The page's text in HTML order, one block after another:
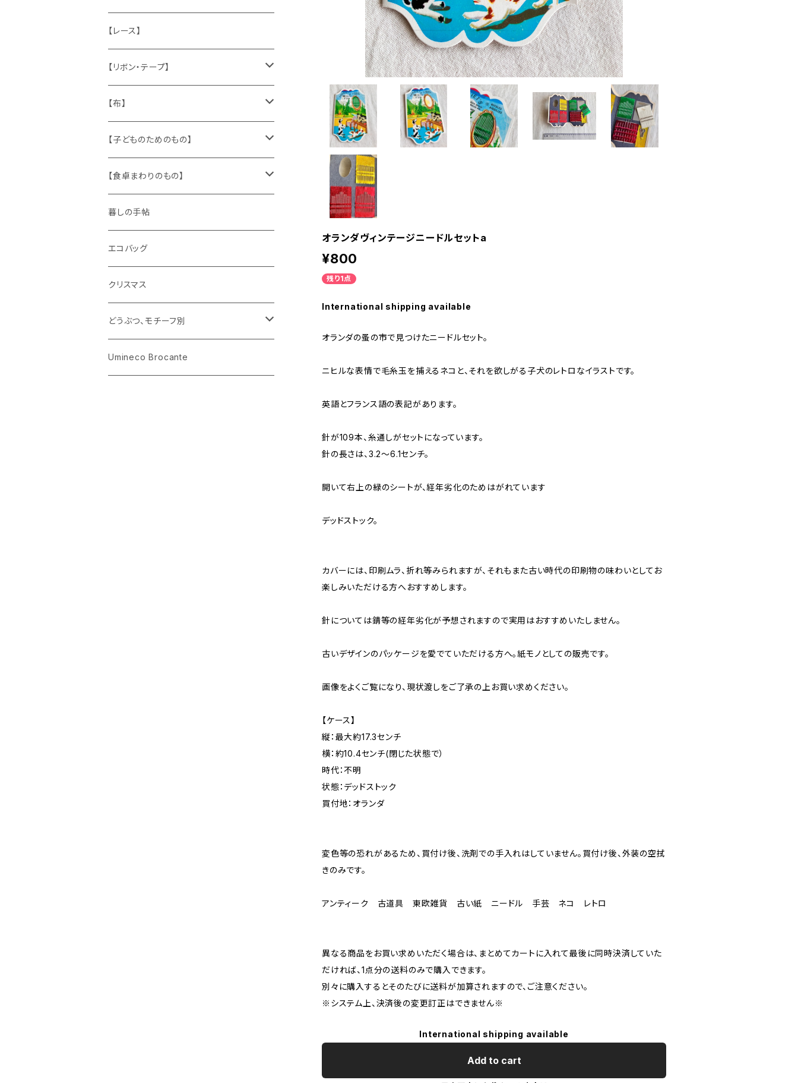
オランダヴィンテージニードルセットa
¥800
残り1点
International shipping available
オランダの蚤の市で見つけたニードルセット。
ニヒルな表情で毛糸玉を捕えるネコと、それを欲しがる子犬のレトロなイラストです。
英語とフランス語の表記があります。
針が109本、糸通しがセットになっています。
針の長さは、3.2〜6.1センチ。
開いて右上の緑のシートが、経年劣化のためはがれています
デッドストック。
カバーには、印刷ムラ、折れ等みられますが、それもまた古い時代の印刷物の味わいとしてお
楽しみいただける方へおすすめします。
針については錆等の経年劣化が予想されますので実用はおすすめいたしません。
古いデザインのパッケージを愛でていただける方へ。紙モノとしての販売です。
画像をよくご覧になり、現状渡しをご了承の上お買い求めください。
【ケース】
縦：最大約17.3センチ
横：約10.4センチ(閉じた状態で）
時代：不明
状態：デッドストック
買付地：オランダ
変色等の恐れがあるため、買付け後、洗剤での手入れはしていません。買付け後、外装の空拭
きのみです。
アンティーク 古道具 東欧雑貨 古い紙 ニードル 手芸 ネコ レトロ
異なる商品をお買い求めいただく場合は、まとめてカートに入れて最後に同時決済していた
だければ、1点分の送料のみで購入できます。
別々に購入するとそのたびに送料が加算されますので、ご注意ください。
※システム上、決済後の変更訂正はできません※
International shipping available
Add to cart
キャラクター
ピノキオ
お部屋に飾るもの
メタル製品
缶、箱
陶磁器
文房具
木製品
ミニチュア、ドールハウス
蔵書票、荷札、ビュバー、伝票
シール、ステッカー、クロモス
袋、箱、ナプキン、コースター
パズル、ゲーム
古本、古雑誌、古えほん
古レコード
古せっけん
ラッピングペーパー、壁紙
ひも、テープ
切手
スタンプ
文房具
木
貝
メタル
ガラス
プラスチック
紙
【レース】
【リボン・テープ】
チロルテープ・イニシャルテープ
トリム
ワッペン
【布】
キッチンクロス、ナプキン
ニット
布地
【子どものためのもの】
身に着けるもの
【食卓まわりのもの】
ガラス
花びん
小物入れ
陶磁器
カップアンドソーサー
プレート
木製品
ホーロー
メタル
暮しの手帖
エコバッグ
クリスマス
どうぶつ、モチーフ別
くま、ベア
Umineco Brocante